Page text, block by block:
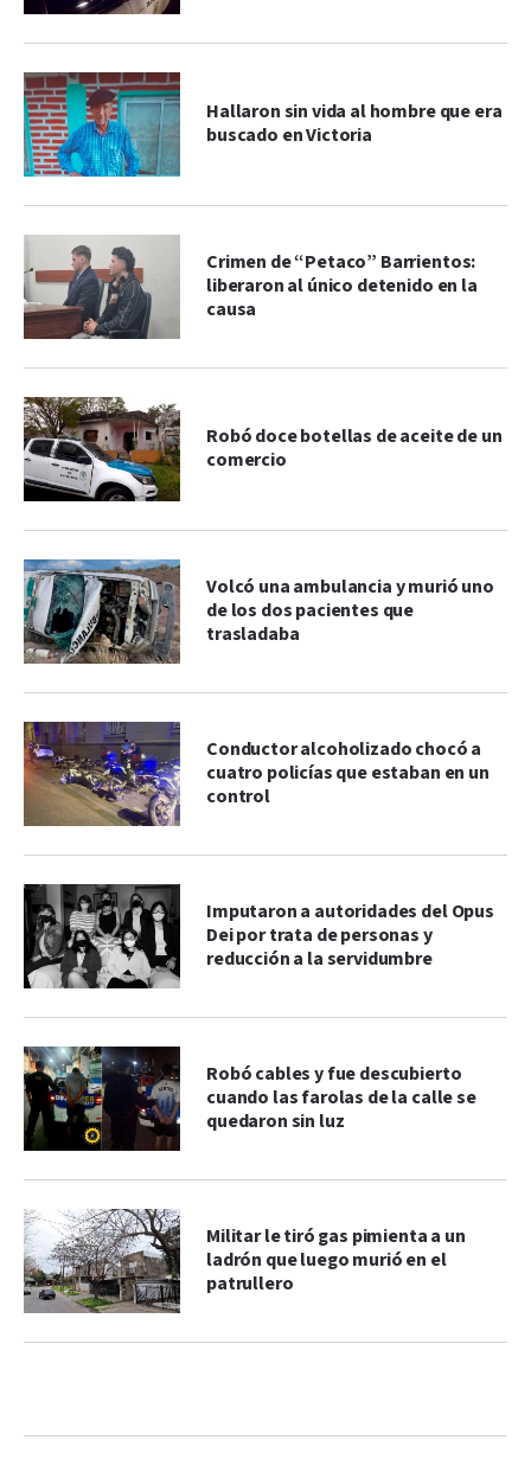
Hallaron sin vida al hombre que era
buscado en Victoria
Crimen de “Petaco” Barrientos:
liberaron al único detenido en la
causa
Robó doce botellas de aceite de un
comercio
Volcó una ambulancia y murió uno
de los dos pacientes que
trasladaba
Conductor alcoholizado chocó a
cuatro policías que estaban en un
control
Imputaron a autoridades del Opus
Dei por trata de personas y
reducción a la servidumbre
Robó cables y fue descubierto
cuando las farolas de la calle se
quedaron sin luz
Militar le tiró gas pimienta a un
ladrón que luego murió en el
patrullero